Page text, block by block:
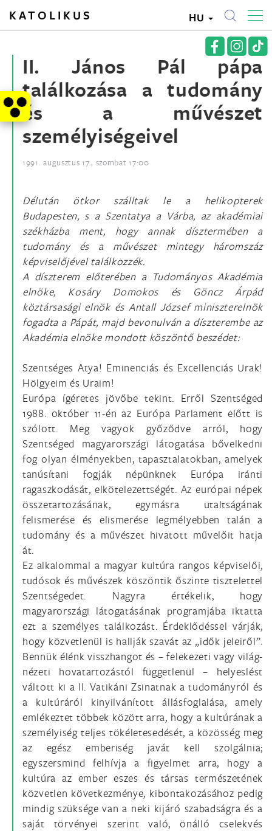
KATOLIKUS HU
II. János Pál pápa
találkozása a tudomány
és a művészet
személyiségeivel
1991. augusztus 17., szombat 17:00
Délután ötkor szálltak le a helikopterek
Budapesten, s a Szentatya a Várba, az akadémiai
székházba ment, hogy annak dísztermében a
tudomány és a művészet mintegy háromszáz
képviselőjével találkozzék.
A díszterem előterében a Tudományos Akadémia
elnöke, Kosáry Domokos és Göncz Árpád
köztársasági elnök és Antall József miniszterelnök
fogadta a Pápát, majd bevonulván a díszterembe az
Akadémia elnöke mondott köszöntő beszédet:
Szentséges Atya! Eminenciás és Excellenciás Urak!
Hölgyeim és Uraim!
Európa ígéretes jövőbe tekint. Erről Szentséged
1988. október 11-én az Európa Parlament előtt is
szólott. Meg vagyok győződve arról, hogy
Szentséged magyarországi látogatása bővelkedni
fog olyan élményekben, tapasztalatokban, amelyek
tanúsítani fogják népünknek Európa iránti
ragaszkodását, elkötelezettségét. Az európai népek
összetartozásának, egymásra utaltságának
felismerése és elismerése legmélyebben talán a
tudomány és a művészet hivatott művelőit hatja
át.
Ez alkalommal a magyar kultúra rangos képviselői,
tudósok és művészek köszöntik őszinte tisztelettel
Szentségedet. Nagyra értékelik, hogy
magyarországi látogatásának programjába iktatta
ezt a személyes találkozást. Érdeklődéssel várják,
hogy közvetlenül is hallják szavát az „idők jeleiről”.
Bennük élénk visszhangot és – felekezeti vagy világ-
nézeti hovatartozástól függetlenül – helyeslést
váltott ki a II. Vatikáni Zsinatnak a tudományról és
a kultúráról kinyilvánított állásfoglalása, amely
emlékeztet többek között arra, hogy a kultúrának a
személyiség teljes tökéletesedését, a közösség meg
az egész emberiség javát kell szolgálnia;
egyszersmind felhívja a figyelmet arra, hogy a
kultúra az ember eszes és társas természetének
közvetlen következménye, kibontakozásához pedig
mindig szüksége van a neki kijáró szabadságra és a
saját törvényei szerint való, önálló cselekvés